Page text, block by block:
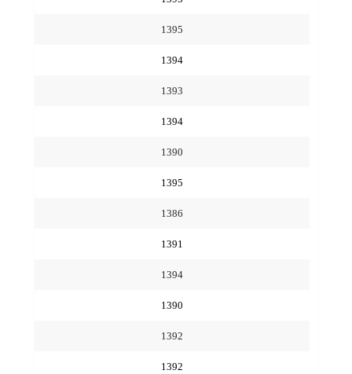
1395
1394
1393
1394
1390
1395
1386
1391
1394
1390
1392
1392